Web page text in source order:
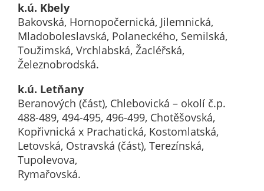
k.ú. Kbely
Bakovská, Hornopočernická, Jilemnická,
Mladoboleslavská, Polaneckého, Semilská,
Toužimská, Vrchlabská, Žacléřská,
Železnobrodská.
k.ú. Letňany
Beranových (část), Chlebovická – okolí č.p.
488-489, 494-495, 496-499, Chotěšovská,
Kopřivnická x Prachatická, Kostomlatská,
Letovská, Ostravská (část), Terezínská,
Tupolevova,
Rymařovská.
našeho webu.
Pokud
vypnete
vztahu k Vaší
návštěvě,
ztrácíme
možnost